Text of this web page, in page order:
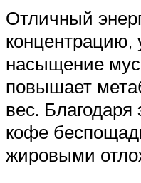
Отличный
насыщение
повышает
вес. Благодаря
кофе
жировыми